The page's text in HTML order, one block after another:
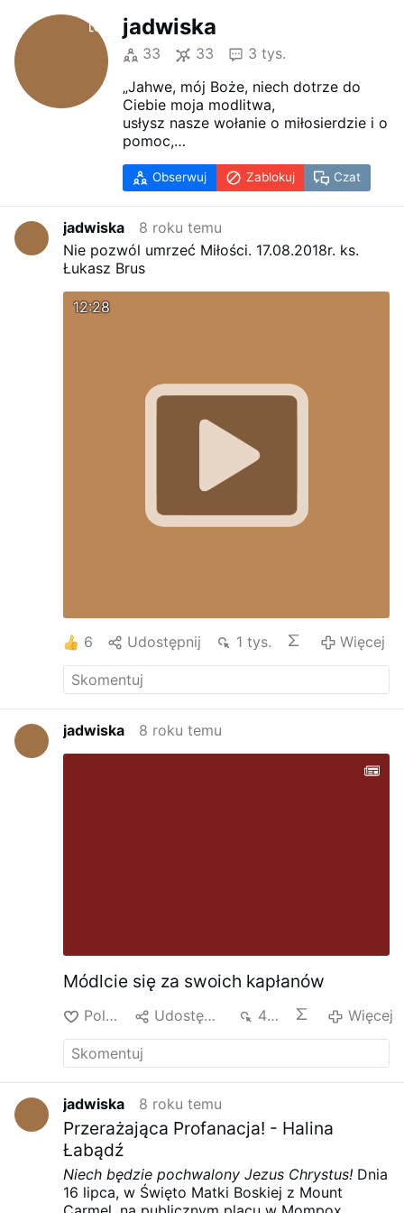
jadwiska
33 33
3 tys.
„Jahwe, mój Boże, niech dotrze do
Ciebie moja modlitwa,
usłysz nasze wołanie o miłosierdzie i o
pomoc,
wiary w Ciebie, mój Boże,
ani ufności w Twoją moc, by nas
ocalić.
Nie uderzaj nas w naszych dniach,
wypalając w jednej chwili ziemię.
Ale w Twoim Ojcowskim Współczuciu
Powstrzymaj Twych aniołów
dając nam jeszcze jedną szansę
wartymi Twojej Dobroci.
Pokładam mą ufność w Tobie. Amen”
Obserwuj Zablokuj Czat
jadwiska
8 roku temu
Nie pozwól umrzeć Miłości. 17.08.2018r. ks.
Łukasz Brus
12:28
6 Udostępnij 1 tys. Więcej
jadwiska 8 roku temu
Módlcie się za swoich kapłanów
Polub Udostępnij 417 Więcej
jadwiska 8 roku temu
Przerażająca Profanacja! - Halina
Łabądź
Niech będzie pochwalony Jezus Chrystus! Dnia
16 lipca, w Święto Matki Boskiej z Mount